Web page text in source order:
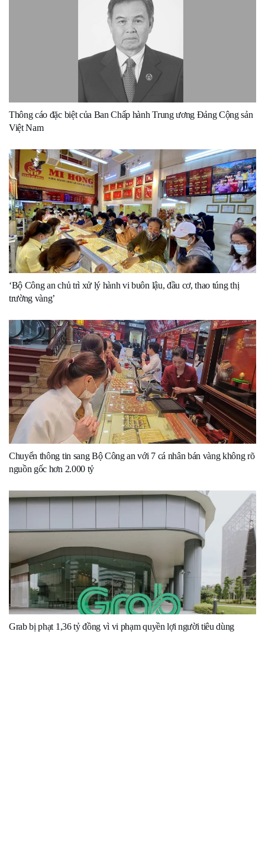
Thông cáo đặc biệt của Ban Chấp hành Trung ương Đảng Cộng sản
Việt Nam
‘Bộ Công an chủ trì xử lý hành vi buôn lậu, đầu cơ, thao túng thị
trường vàng’
Chuyển thông tin sang Bộ Công an với 7 cá nhân bán vàng không rõ
nguồn gốc hơn 2.000 tỷ
Grab bị phạt 1,36 tỷ đồng vì vi phạm quyền lợi người tiêu dùng